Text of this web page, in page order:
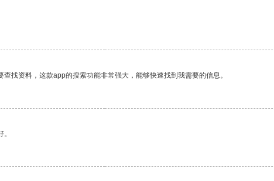
找资料，这款app的搜索功能非常强大，能够快速找到我需要的信息。